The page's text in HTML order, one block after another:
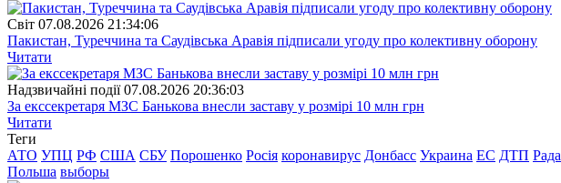
Свiт 07.08.2026 21:34:06
Пакистан, Туреччина та Саудівська Аравія підписали угоду про колективну оборону
Читати
Надзвичайні події 07.08.2026 20:36:03
За екссекретаря МЗС Банькова внесли заставу у розмірі 10 млн грн
Читати
Теги
АТО УПЦ РФ США СБУ Порошенко Росія коронавирус Донбасс Украина ЕС ДТП Рада
Польша выборы